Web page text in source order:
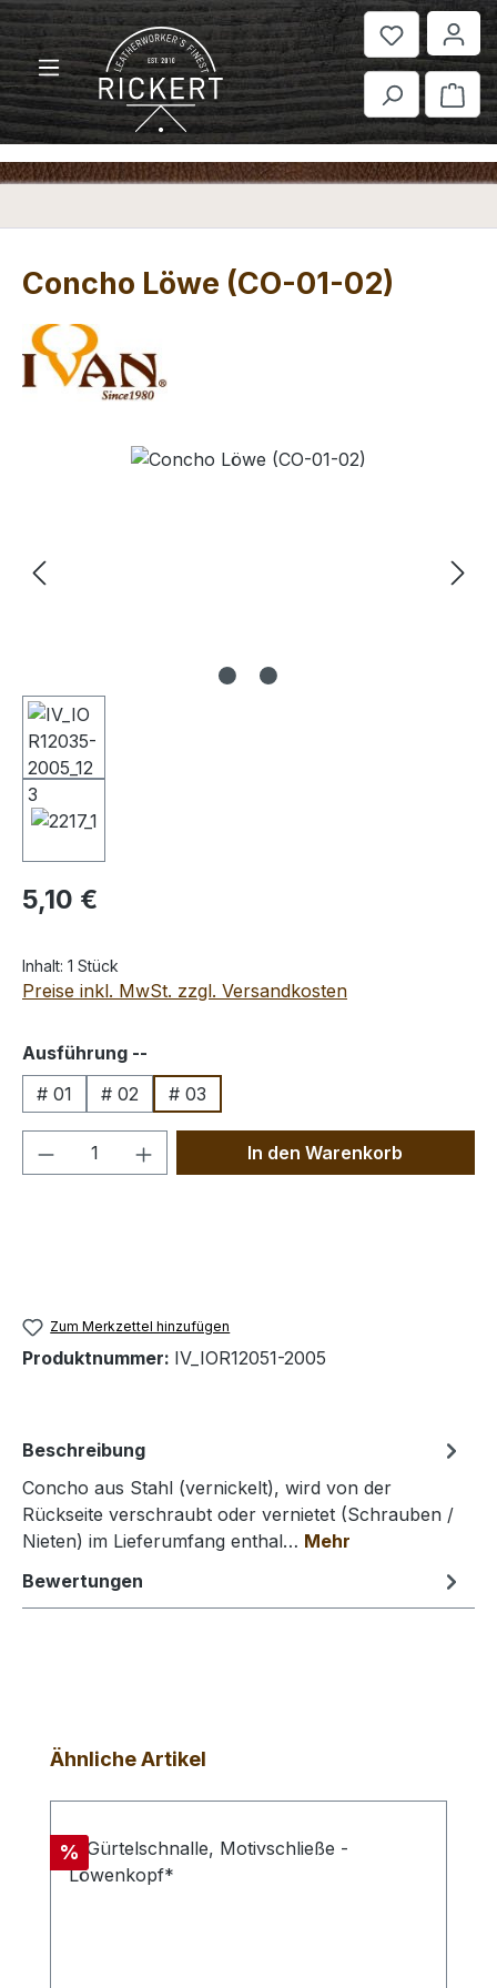
Zum Hauptinhalt springen
Concho Löwe (CO-01-02)
Bildergalerie überspringen
Regulärer Preis:
5,10 €
Inhalt: 1 Stück
Preise inkl. MwSt. zzgl. Versandkosten
Ausführung --
# 01
# 02 # 03
Produkt Anzahl: Gib denIn den Warenkorb
Zum Merkzettel hinzufügen
Produktnummer: IV_IOR12051-2005
Beschreibung
Concho aus Stahl (vernickelt), wird von der
Rückseite verschraubt oder vernietet (Schrauben /
Nieten) im Lieferumfang enthal… Mehr
Bewertungen
Produktgalerie überspringen
Ähnliche Artikel
Rabatt
%